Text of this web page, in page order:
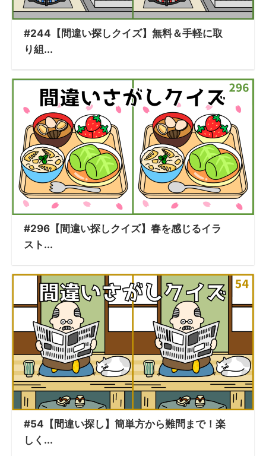
#244【間違い探しクイズ】無料＆手軽に取
り組...
#296【間違い探しクイズ】春を感じるイラ
スト...
#54【間違い探し】簡単方から難問まで！楽
しく...